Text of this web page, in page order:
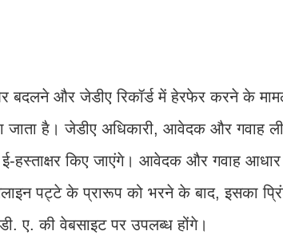
और बदलने और जेडीए रिकॉर्ड में हेरफेर करने के
जाता है। जेडीए अधिकारी, आवेदक और गवाह
ई-हस्ताक्षर किए जाएंगे। आवेदक और गवाह
पट्टे के प्रारूप को भरने के बाद, इसका
ए. की वेबसाइट पर उपलब्ध होंगे।